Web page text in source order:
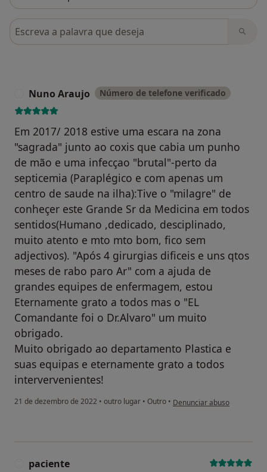
Pesquisar em opiniões
Nuno Araujo Número de telefone verificado
Em 2017/ 2018 estive uma escara na zona
"sagrada" junto ao coxis que cabia um punho
de mão e uma infecçao "brutal"-perto da
septicemia (Paraplégico e com apenas um
centro de saude na ilha):Tive o "milagre" de
conheçer este Grande Sr da Medicina em todos
sentidos(Humano ,dedicado, desciplinado,
muito atento e mto mto bom, fico sem
adjectivos). "Após 4 girurgias dificeis e uns qtos
meses de rabo paro Ar" com a ajuda de
grandes equipes de enfermagem, estou
Eternamente grato a todos mas o "EL
Comandante foi o Dr.Alvaro" um muito
obrigado.
Muito obrigado ao departamento Plastica e
suas equipas e eternamente grato a todos
intervervenientes!
21 de dezembro de 2022 • outro lugar • Outro • na opinião do utilizador
Denunciar abuso
paciente